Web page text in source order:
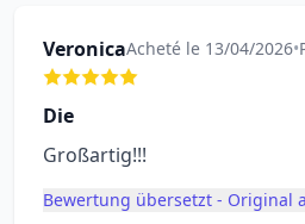
VeronicaAcheté le 13/04/2026•
Die
Großartig!!!
Bewertung übersetzt - Original